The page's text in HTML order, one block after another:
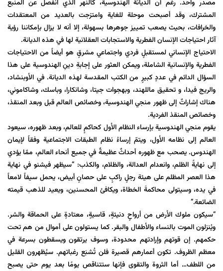
مصدر واحد. رغم أن الديانة الهندوسية، كالنهر الذي انفصل عن المنبع
المشترك، وقد أصبحت موحلة للغاية وامتزجت بالعديد من المعتقدات
والخرافات، بحيث يصعب تمييز جوهرها بسهولة، إلا أنه لا يزال بإمكاننا رؤية
آثار احتياجات الإنسان الفطرية والاستجابات العقلانية لها في هذه الديانة.
الاحتياج الإنساني لمستقبلٍ فردي واجتماعي مشرقٍ هو أيضاً من الاحتياجات
الفطرية والإنسانية الشاملة، ويمكن العثور على إجابةِ دينِ الهندوسية على هذا
السؤال الدائم في عددٍ كبيرٍ من الكتب المقدسة لهذه الديانة. في الأوبنشاد،
والريج فيدا، و تحقيق ماللهند، وبهجوات جيتا، وشانكارا، وباسك، وشاكاموني،
هناك إشاراتٌ إلى ظهور منجي الهندوسية، وخصائص العالم قبل وبعد المنقذ،
وخصائص المنقذ الفردية.
يقوم منجي الهندوسية بإرساء النظام الأول كحاكمٍ للعالم، وبعد ظهوره، سيعود
العالم إلى نظامه الأول، ويتمّ إرساءُ نظام الطبقات الاجتماعية وفقاً لإيمان
الهندوس. يصحب مع ظهوره أحداثٌ عظيمةٌ في جميع أنحاء العالم، ممّا يؤدي
إلى نهايةً الظلم، وانعدام العدالة، والظلام، والكذب: “سيظهر فيشنو في نهاية
هذا العصر المظلم على هيئة رجلٍ راكبٍ على حصانٍ أبيض، يحمل سيفاً لامعاً
في يده، وسيتولى محاكمةَ الخطاة، ويكافئ المحسنين، ويعيد للذهب قيمته
الضائعة.”
“سيكون ملوك الأرض من أرواحٍ دنيئةٍ، قاسيةٍ، معتادةٍ على الحماقة والشر.
ويُنزلون الموت بالنساء والأطفال والبقر. كما يستولون على أموال من هم تحت
حكمهم. إن قوتهم وإرادتهم محدودة، وسوف يرتقون ويسقطون بسرعة في
معظم الظروف. تكون أعمارهم قصيرة فلن تُشبَع رغباتهم. سيُظهرون القليل
من اللطف… أما الثروة والتقوى فإنها ستتناقص يومًا بعد يوم حتى يصبح